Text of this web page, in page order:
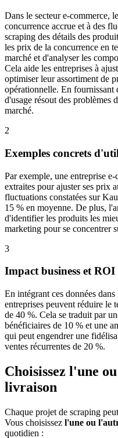
Dans le secteur e-commerce,
concurrence accrue et à des
scraping des détails des
les prix de la concurrence en
marché et d'analyser les
Cela aide les entreprises à
optimiser leur assortiment de
opérationnelle. En fournissant
d'usage résout des problèmes
marché.
2
Exemples concrets
Par exemple, une entreprise
extraites pour ajuster ses prix
fluctuations constatées sur
15 % en moyenne. De plus,
d'identifier les produits les
marketing pour se concentrer
3
Impact business et ROI
En intégrant ces données
entreprises peuvent réduire le
de 40 %. Cela se traduit par
bénéficiaires de 10 % et une
qui peut engendrer une
ventes récurrentes de 20 %.
Choisissez l'une
livraison
Chaque projet de scraping
Vous choisissez l'une ou
quotidien :